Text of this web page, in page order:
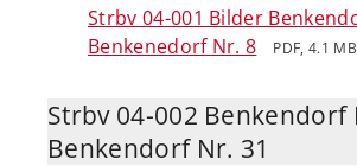
Strbv 04-001 Bilder
Benkenedorf Nr. 8
PDF, 4.1 MB
Strbv 04-002 Benkendorf
Benkendorf Nr. 31